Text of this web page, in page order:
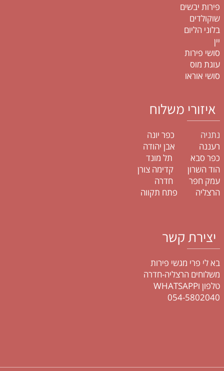
פירות יבשים
שוקולדים
בלוני הליום
יין
סושי פירות
עוגת מוס
סושי אוראו
איזורי משלוח
נתניה כפר יונה
רעננה אבן יהודה
כפר סבא תל מונד
הוד השרון קדימה צורן
עמק חפר חדרה
הרצליה פתח תקווה
יצירת קשר
בא לי פרי מגשי פירות
משלוחים הרצליה-חדרה
טלפון וWHATSAPP
054-5802040